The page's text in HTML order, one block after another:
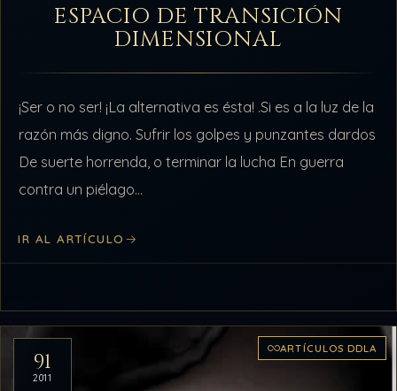
ESPACIO DE TRANSICIÓN
DIMENSIONAL
¡Ser o no ser! ¡La alternativa es ésta! .Si es a la luz de la
razón más digno. Sufrir los golpes y punzantes dardos
De suerte horrenda, o terminar la lucha En guerra
contra un piélago…
IR AL ARTÍCULO
91
2011
ARTÍCULOS DDLA